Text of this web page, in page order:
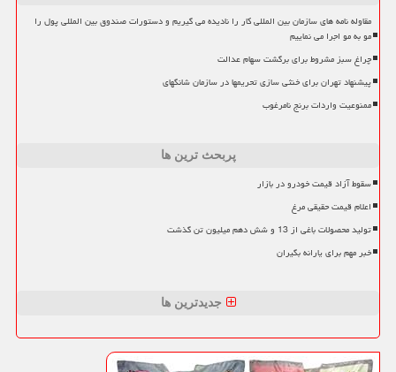
مقاوله نامه های سازمان بین المللی کار را نادیده می گیریم و دستورات صندوق بین المللی پول را
مو به مو اجرا می نماییم
چراغ سبز مشروط برای برگشت سهام عدالت
پیشنهاد تهران برای خنثی سازی تحریمها در سازمان شانگهای
ممنوعیت واردات برنج نامرغوب
پربحث ترین ها
سقوط آزاد قیمت خودرو در بازار
اعلام قیمت حقیقی مرغ
تولید محصولات باغی از 13 و شش دهم میلیون تن گذشت
خبر مهم برای یارانه بگیران
جدیدترین ها